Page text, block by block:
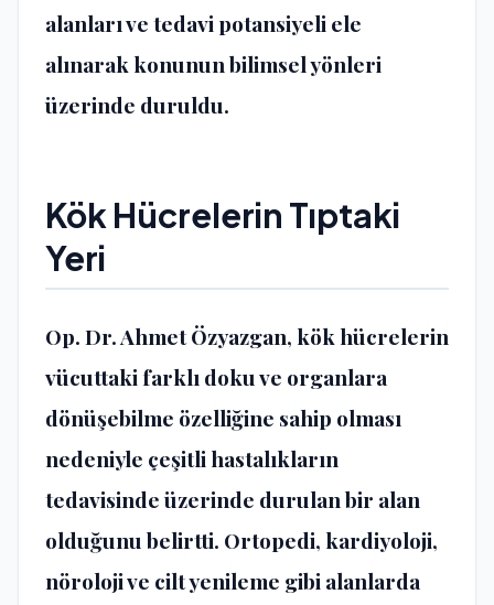
alanları ve tedavi potansiyeli ele
alınarak konunun bilimsel yönleri
üzerinde duruldu.
Kök Hücrelerin Tıptaki
Yeri
Op. Dr. Ahmet Özyazgan, kök hücrelerin
vücuttaki farklı doku ve organlara
dönüşebilme özelliğine sahip olması
nedeniyle çeşitli hastalıkların
tedavisinde üzerinde durulan bir alan
olduğunu belirtti. Ortopedi, kardiyoloji,
nöroloji ve cilt yenileme gibi alanlarda